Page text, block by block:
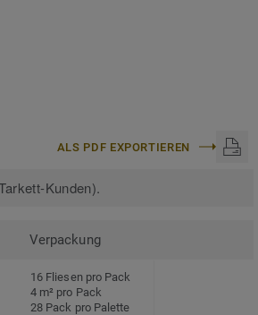
ALS PDF EXPORTIEREN
Kunden).
Verpackung
16 Fliesen pro Pack
4 m² pro Pack
28 Pack pro Palette